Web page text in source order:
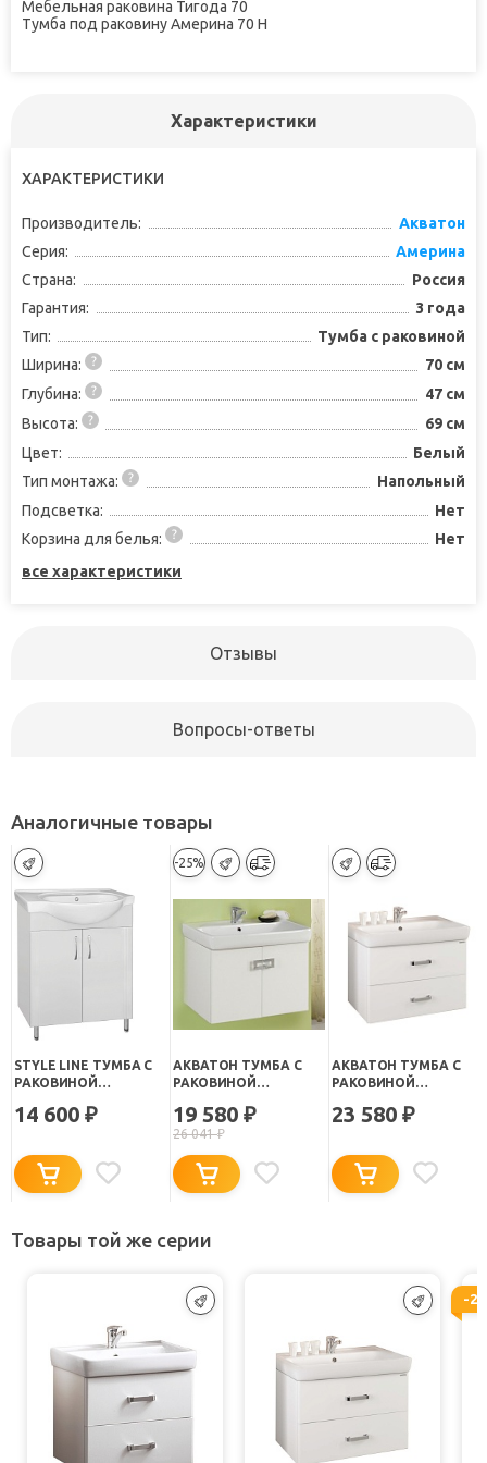
Мебельная раковина Тигода 70
Тумба под раковину Америна 70 Н
Характеристики
ХАРАКТЕРИСТИКИ
Производитель:
Акватон
Серия:
Америна
Страна:
Россия
Гарантия:
3 года
Тип:
Тумба с раковиной
Ширина:
70 см
Глубина:
47 см
Высота:
69 см
Цвет:
Белый
Тип монтажа:
Напольный
Подсветка:
Нет
Корзина для белья:
Нет
все характеристики
Отзывы
Вопросы-ответы
Аналогичные товары
STYLE LINE ТУМБА С
РАКОВИНОЙ
14 600 ₽
-25%
АКВАТОН ТУМБА С
РАКОВИНОЙ
19 580 ₽
26 041₽
АКВАТОН ТУМБА С
РАКОВИНОЙ
23 580 ₽
Товары той же серии
-